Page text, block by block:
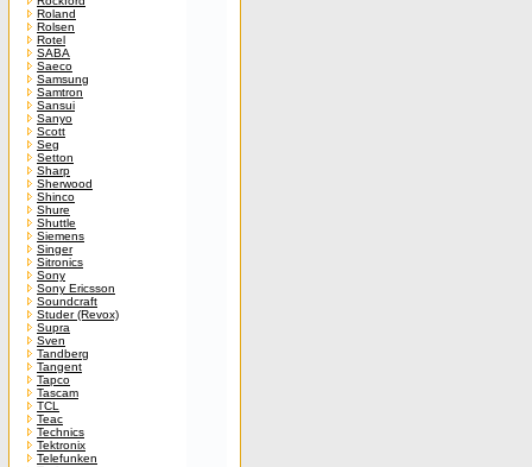
Roland
Rolsen
Rotel
SABA
Saeco
Samsung
Samtron
Sansui
Sanyo
Scott
Seg
Setton
Sharp
Sherwood
Shinco
Shure
Shuttle
Siemens
Singer
Sitronics
Sony
Sony Ericsson
Soundcraft
Studer (Revox)
Supra
Sven
Tandberg
Tangent
Tapco
Tascam
TCL
Teac
Technics
Tektronix
Telefunken